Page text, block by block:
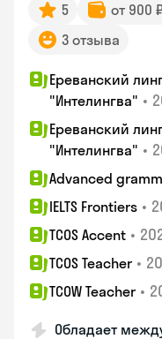
5 от 900
3 отзыва
Ереванский
"Интелингва" •
Ереванский
"Интелингва" •
Advanced
IELTS Frontiers •
TCOS Accent •
TCOS Teacher •
TCOW Teacher •
Обладает